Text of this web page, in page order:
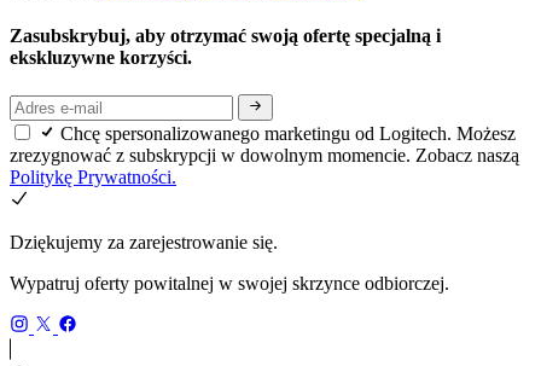
Zasubskrybuj, aby otrzymać swoją ofertę specjalną i
ekskluzywne korzyści.
Chcę spersonalizowanego marketingu od Logitech. Możesz
zrezygnować z subskrypcji w dowolnym momencie. Zobacz naszą
Politykę Prywatności.
Dziękujemy za zarejestrowanie się.
Wypatruj oferty powitalnej w swojej skrzynce odbiorczej.